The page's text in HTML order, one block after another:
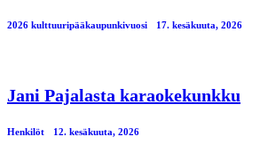
2026 kulttuuripääkaupunkivuosi 17. kesäkuuta, 2026
Jani Pajalasta karaokekunkku
Henkilöt 12. kesäkuuta, 2026